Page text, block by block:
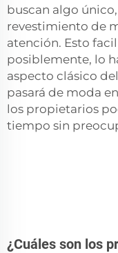
buscan algo
revestimiento de
atención. Esto
posiblemente, lo
aspecto clásico
pasará de moda
los propietarios
tiempo sin
¿Cuáles son los